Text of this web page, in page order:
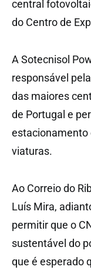
central
do Centro de
A Sotecnisol
responsável
das maiores
de Portugal e
estacionamento
viaturas.
Ao Correio do
Luís Mira,
permitir que o
sustentável do
que é esperado